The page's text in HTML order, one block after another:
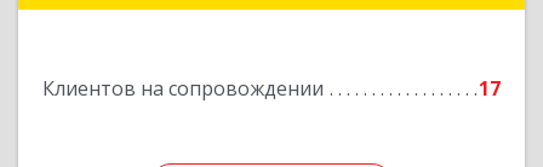
Клиентов на сопровождении 17